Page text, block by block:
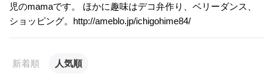
児のmamaです。 ほかに趣味はデコ弁作り、ベリーダンス、
ショッピング。http://ameblo.jp/ichigohime84/
新着順 人気順